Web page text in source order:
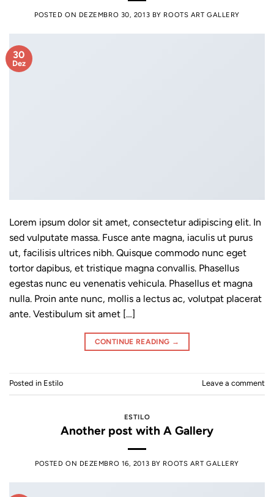
POSTED ON DEZEMBRO 30, 2013 BY ROOTS ART GALLERY
30
Dez
Lorem ipsum dolor sit amet, consectetur adipiscing elit. In
sed vulputate massa. Fusce ante magna, iaculis ut purus
ut, facilisis ultrices nibh. Quisque commodo nunc eget
tortor dapibus, et tristique magna convallis. Phasellus
egestas nunc eu venenatis vehicula. Phasellus et magna
nulla. Proin ante nunc, mollis a lectus ac, volutpat placerat
ante. Vestibulum sit amet […]
CONTINUE READING →
Posted in Estilo Leave a comment
ESTILO
Another post with A Gallery
POSTED ON DEZEMBRO 16, 2013 BY ROOTS ART GALLERY